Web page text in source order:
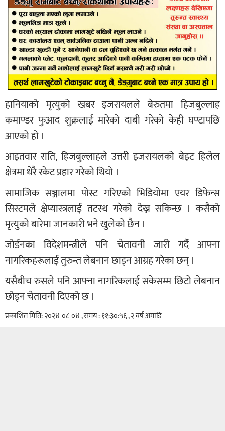
हानियाको मृत्युको खबर इजरायलले बेरुतमा हिजबुल्लाह
कमाण्डर फुआद शुक्रलाई मारेको दाबी गरेको केही घण्टापछि
आएको हो ।
आइतवार राति, हिजबुल्लाहले उत्तरी इजरायलको बेइट हिलेल
क्षेत्रमा धेरै रकेट प्रहार गरेको थियो ।
सामाजिक सञ्जालमा पोस्ट गरिएको भिडियोमा एयर डिफेन्स
सिस्टमले क्षेप्यास्त्रलाई तटस्थ गरेको देख्न सकिन्छ । कसैको
मृत्युको बारेमा जानकारी भने खुलेको छैन ।
जोर्डनका विदेशमन्त्रीले पनि चेतावनी जारी गर्दै आफ्ना
नागरिकहरूलाई तुरुन्त लेबनान छाड्न आग्रह गरेका छन् ।
यसैबीच रुसले पनि आफ्ना नागरिकलाई सकेसम्म छिटो लेबनान
छोड्न चेतावनी दिएको छ ।
प्रकाशित मिति: २०२४-०८-०४ , समय : ११:३०:५६ , २ वर्ष अगाडि